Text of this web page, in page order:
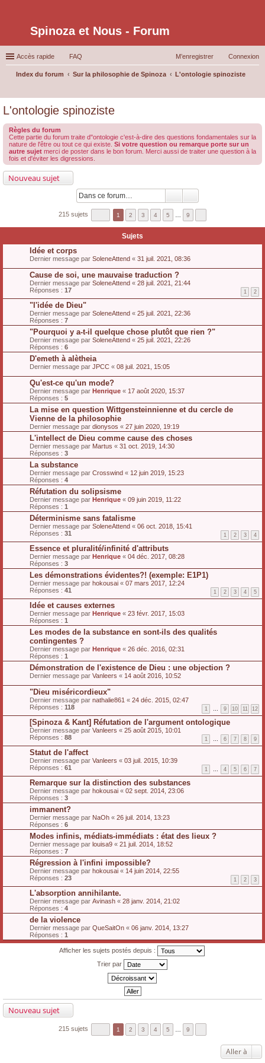
Spinoza et Nous - Forum
Accès rapide FAQ Connexion
M’enregistrer
Index du forum Sur la philosophie de Spinoza L'ontologie spinoziste
L'ontologie spinoziste
Règles du forum
Cette partie du forum traite d''ontologie c'est-à-dire des questions fondamentales sur la
nature de l'être ou tout ce qui existe. Si votre question ou remarque porte sur un
autre sujet merci de poster dans le bon forum. Merci aussi de traiter une question à la
fois et d'éviter les digressions.
Nouveau sujet
215 sujets 1 2 3 4 5 9
Sujets
Idée et corps
Dernier message par SoleneAttend « 31 juil. 2021, 08:36
Cause de soi, une mauvaise traduction ?
Dernier message par SoleneAttend « 28 juil. 2021, 21:44
Réponses : 17 1 2
"l'idée de Dieu"
Dernier message par SoleneAttend « 25 juil. 2021, 22:36
Réponses : 7
"Pourquoi y a-t-il quelque chose plutôt que rien ?"
Dernier message par SoleneAttend « 25 juil. 2021, 22:26
Réponses : 6
D'emeth à alètheia
Dernier message par JPCC « 08 juil. 2021, 15:05
Qu'est-ce qu'un mode?
Dernier message par Henrique « 17 août 2020, 15:37
Réponses : 5
La mise en question Wittgensteinnienne et du cercle de
Vienne de la philosophie
Dernier message par dionysos « 27 juin 2020, 19:19
L'intellect de Dieu comme cause des choses
Dernier message par Martus « 31 oct. 2019, 14:30
Réponses : 3
La substance
Dernier message par Crosswind « 12 juin 2019, 15:23
Réponses : 4
Réfutation du solipsisme
Dernier message par Henrique « 09 juin 2019, 11:22
Réponses : 1
Déterminisme sans fatalisme
Dernier message par SoleneAttend « 06 oct. 2018, 15:41
Réponses : 31 1 2 3 4
Essence et pluralité/infinité d'attributs
Dernier message par Henrique « 04 déc. 2017, 08:28
Réponses : 3
Les démonstrations évidentes?! (exemple: E1P1)
Dernier message par hokousai « 07 mars 2017, 12:24
Réponses : 41 1 2 3 4 5
Idée et causes externes
Dernier message par Henrique « 23 févr. 2017, 15:03
Réponses : 1
Les modes de la substance en sont-ils des qualités
contingentes ?
Dernier message par Henrique « 26 déc. 2016, 02:31
Réponses : 1
Démonstration de l'existence de Dieu : une objection ?
Dernier message par Vanleers « 14 août 2016, 10:52
"Dieu miséricordieux"
Dernier message par nathalie861 « 24 déc. 2015, 02:47
Réponses : 118 1 … 9 10 11 12
[Spinoza & Kant] Réfutation de l'argument ontologique
Dernier message par Vanleers « 25 août 2015, 10:01
Réponses : 88 1 … 6 7 8 9
Statut de l'affect
Dernier message par Vanleers « 03 juil. 2015, 10:39
Réponses : 61 1 … 4 5 6 7
Remarque sur la distinction des substances
Dernier message par hokousai « 02 sept. 2014, 23:06
Réponses : 3
immanent?
Dernier message par NaOh « 26 juil. 2014, 13:23
Réponses : 6
Modes infinis, médiats-immédiats : état des lieux ?
Dernier message par louisa9 « 21 juil. 2014, 18:52
Réponses : 7
Régression à l'infini impossible?
Dernier message par hokousai « 14 juin 2014, 22:55
Réponses : 23 1 2 3
L'absorption annihilante.
Dernier message par Avinash « 28 janv. 2014, 21:02
Réponses : 4
de la violence
Dernier message par QueSaitOn « 06 janv. 2014, 13:27
Réponses : 1
Afficher les sujets postés depuis :
Trier par
Nouveau sujet
215 sujets 1 2 3 4 5 9
Aller à